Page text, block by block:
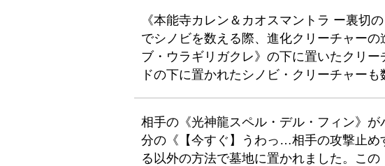
《本能寺カレン＆カオスマントラ ー裏切
でシノビを数える際、進化クリーチャー
ブ・ウラギリガクレ》の下に置いたクリ
ドの下に置かれたシノビ・クリーチャーも
相手の《光神龍スペル・デル・フィン》
分の《【今すぐ】うわっ…相手の攻撃止
る以外の方法で墓地に置かれました。こ